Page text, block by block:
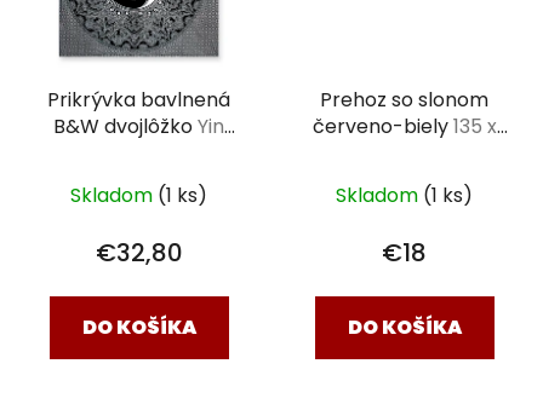
Prikrývka bavlnená
B&W dvojlôžkoYin
Skladom (1 ks)
€32,80
DO KOŠÍKA
Prehoz so slonom
červeno-biely135 x
Skladom (1 ks)
€18
DO KOŠÍKA